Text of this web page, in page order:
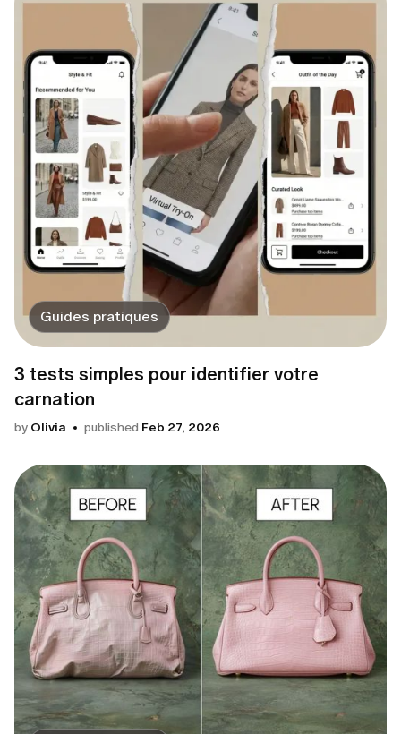
Guides pratiques
3 tests simples pour identifier votre
carnation
by Olivia published Feb 27, 2026